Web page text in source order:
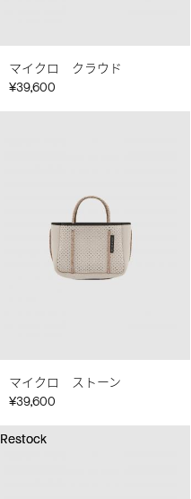
マイクロ クラウド
¥39,600
マイクロ ストーン
¥39,600
Restock
Restock